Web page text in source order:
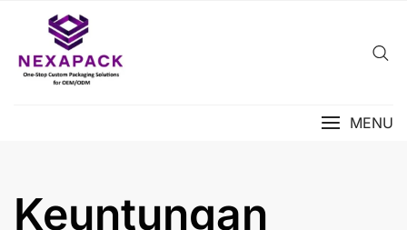
content
MENU
Keuntungan